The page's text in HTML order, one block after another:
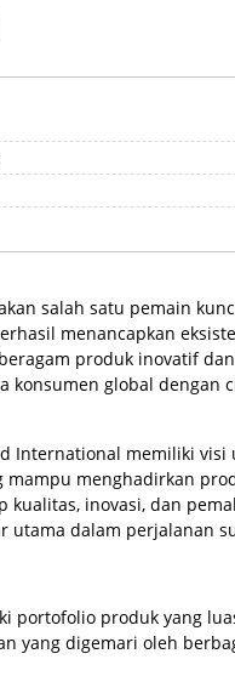
salah satu pemain
menancapkan
produk inovatif
konsumen global dengan
International memiliki
menghadirkan
inovasi, dan
dalam perjalanan
portofolio produk yang
yang digemari oleh